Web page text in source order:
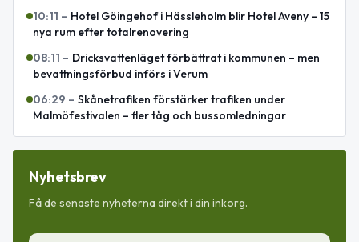
10:11 – Hotel Göingehof i Hässleholm blir Hotel Aveny – 15
nya rum efter totalrenovering
08:11 – Dricksvattenläget förbättrat i kommunen – men
bevattningsförbud införs i Verum
06:29 – Skånetrafiken förstärker trafiken under
Malmöfestivalen – fler tåg och bussomledningar
Nyhetsbrev
Få de senaste nyheterna direkt i din inkorg.